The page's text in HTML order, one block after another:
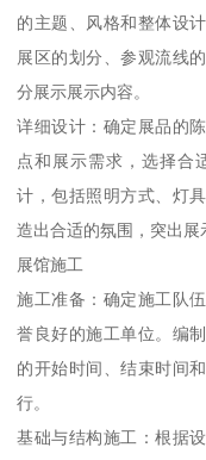
的主题、风格和整体设
展区的划分、参观流线
分展示展示内容。
详细设计：确定展品的
点和展示需求，选择合
计，包括照明方式、灯
造出合适的氛围，突出展
展馆施工
施工准备：确定施工队
誉良好的施工单位。编
的开始时间、结束时间
行。
基础与结构施工：根据